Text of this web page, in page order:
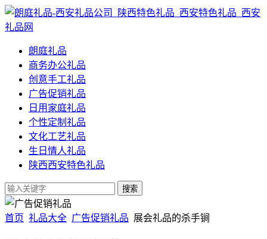
朗庭礼品
商务办公礼品
创意手工礼品
广告促销礼品
日用家庭礼品
个性定制礼品
文化工艺礼品
生日情人礼品
陕西西安特色礼品
首页 礼品大全 广告促销礼品 展会礼品的杀手锏